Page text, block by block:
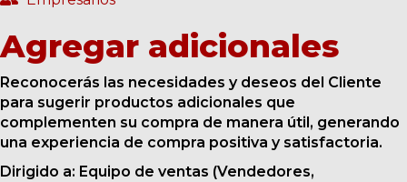
Agregar adicionales
Reconocerás las necesidades y deseos del Cliente
para sugerir productos adicionales que
complementen su compra de manera útil, generando
una experiencia de compra positiva y satisfactoria.
Dirigido a: Equipo de ventas (Vendedores,